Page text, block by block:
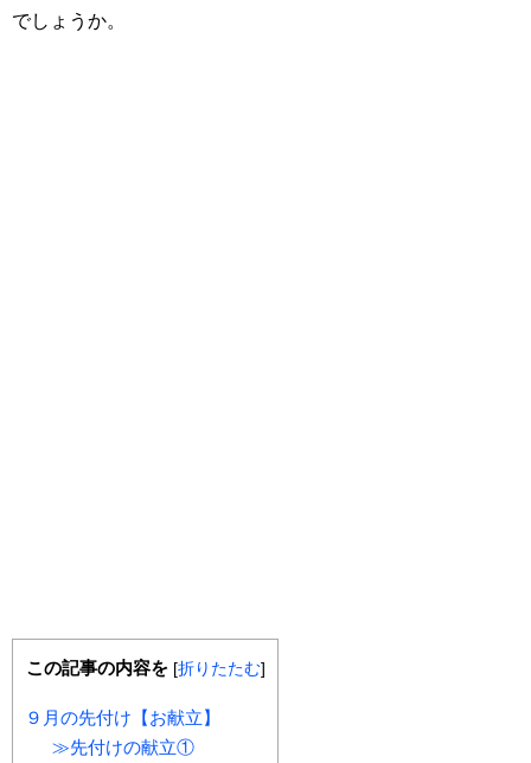
でしょうか。
この記事の内容を [折りたたむ]
９月の先付け【お献立】
≫先付けの献立①